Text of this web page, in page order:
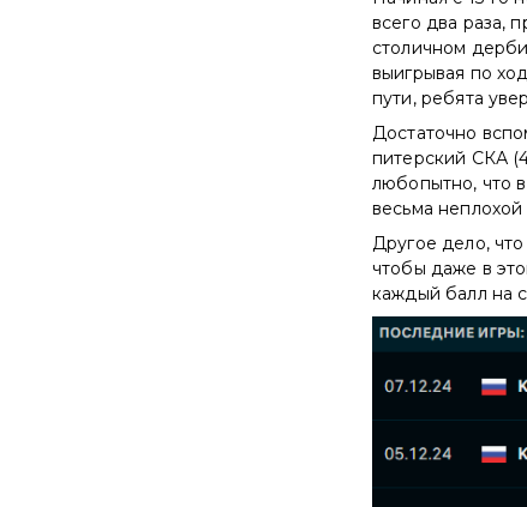
всего два раза,
столичном
выигрывая по
пути, ребята
Достаточно
питерский СКА
любопытно, что
весьма неплохой
Другое дело,
чтобы даже в
каждый балл на